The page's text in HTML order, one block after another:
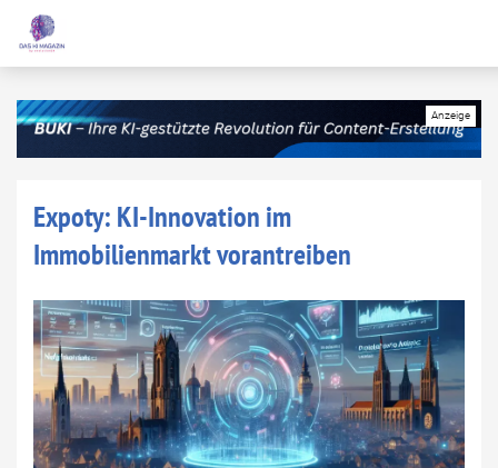
Expoty: KI-Innovation im
Immobilienmarkt vorantreiben